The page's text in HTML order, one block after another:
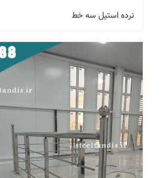
نرده استیل سه خط